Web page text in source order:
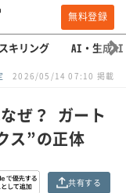
無料登録
キリング AI・生成AI
2026/05/14 07:10 掲載
ぜ？ ガート
ス”の正体
共有する